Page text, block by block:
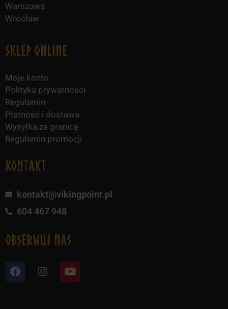
Warszawa
Wrocław
Sklep online
Moje konto
Polityka prywatności
Regulamin
Płatność i dostawa
Wysyłka za granicę
Regulamin promocji
KONTAKT
kontakt@vikingpoint.pl
604 467 948
obserwuj nas